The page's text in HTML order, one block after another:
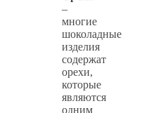
–
многие
шоколадные
изделия
содержат
орехи,
которые
являются
одним